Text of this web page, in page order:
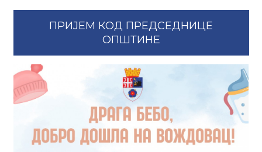
ПРИЈЕМ КОД ПРЕДСЕДНИЦЕ
ОПШТИНЕ